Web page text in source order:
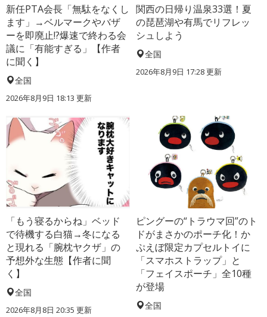
新任PTA会長「無駄をなくし
ます」→ベルマークやバザ
ーを即廃止!?爆速で終わる会
議に「有能すぎる」【作者
に聞く】
全国
2026年8月9日 18:13 更新
関西の日帰り温泉33選！夏
の琵琶湖や有馬でリフレッ
シュしよう
全国
2026年8月9日 17:28更新
「もう寝るからね」ベッド
で待機する白猫→冬になる
と現れる「腕枕ヤクザ」の
予想外な生態【作者に聞
く】
全国
2026年8月8日 20:35 更新
ピングーの“トラウマ回”のト
ドがまさかのポーチ化！か
ぷえぼ限定カプセルトイに
「スマホストラップ」と
「フェイスポーチ」全10種
が登場
全国